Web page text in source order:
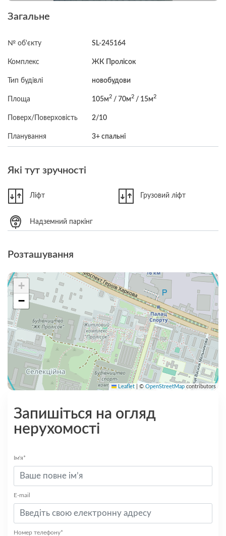
Загальне
№ об'єкту SL-245164
Комплекс ЖК Пролісок
Тип будівлі новобудови
Площа 105м2 / 70м2 / 15м2
Поверх/Поверховість 2/10
Планування 3+ спальні
Які тут зручності
Ліфт Грузовий ліфт
Надземний паркінг
Розташування
+
−
Leaflet © OpenStreetMap contributors
Запишіться на огляд
нерухомості
Ім'я*
E-mail
Номер телефону*